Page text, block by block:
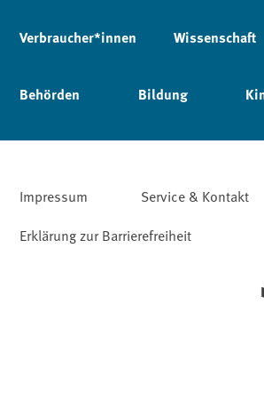
Verbraucher*innen Wissenschaft
Behörden Bildung
Impressum Service & Kontakt
Erklärung zur Barrierefreiheit